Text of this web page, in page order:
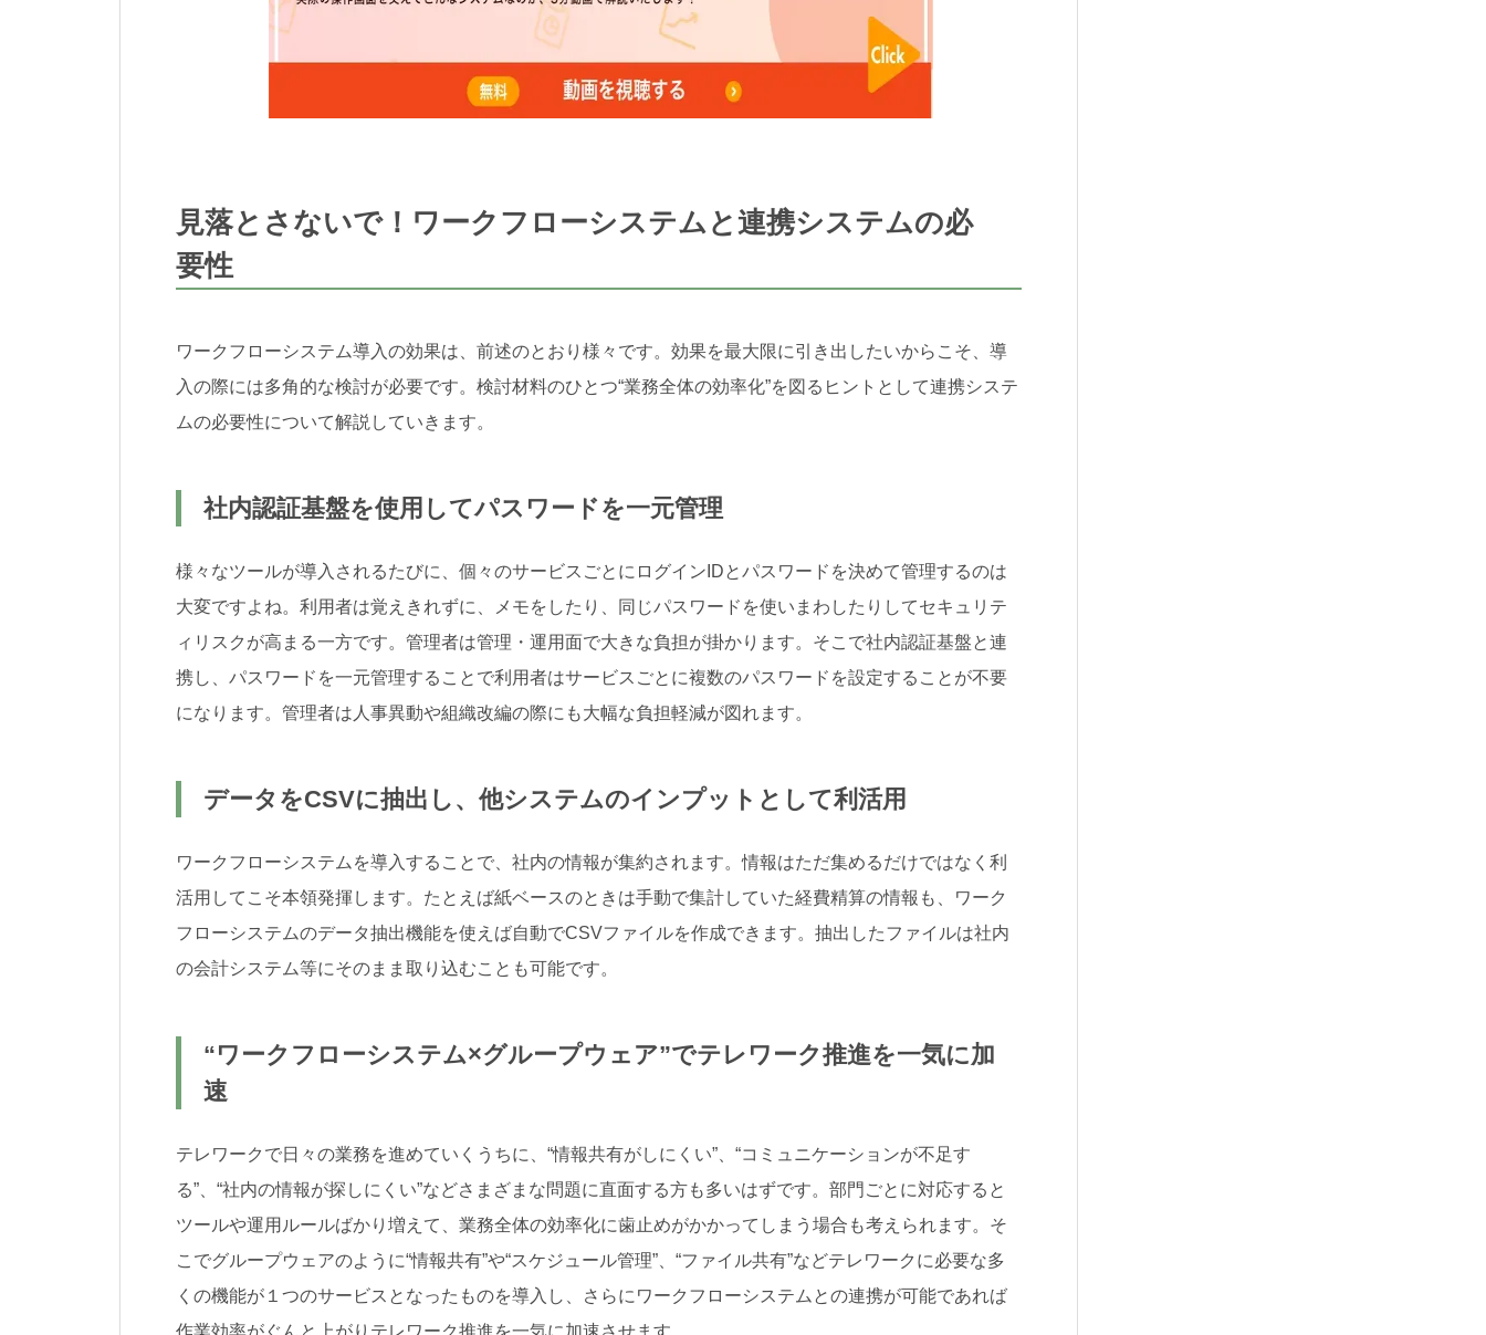
見落とさないで！ワークフローシステムと連携システムの必
要性
ワークフローシステム導入の効果は、前述のとおり様々です。効果を最大限に引き出したいからこそ、導
入の際には多角的な検討が必要です。検討材料のひとつ“業務全体の効率化”を図るヒントとして連携システ
ムの必要性について解説していきます。
社内認証基盤を使用してパスワードを一元管理
様々なツールが導入されるたびに、個々のサービスごとにログインIDとパスワードを決めて管理するのは
大変ですよね。利用者は覚えきれずに、メモをしたり、同じパスワードを使いまわしたりしてセキュリテ
ィリスクが高まる一方です。管理者は管理・運用面で大きな負担が掛かります。そこで社内認証基盤と連
携し、パスワードを一元管理することで利用者はサービスごとに複数のパスワードを設定することが不要
になります。管理者は人事異動や組織改編の際にも大幅な負担軽減が図れます。
データをCSVに抽出し、他システムのインプットとして利活用
ワークフローシステムを導入することで、社内の情報が集約されます。情報はただ集めるだけではなく利
活用してこそ本領発揮します。たとえば紙ベースのときは手動で集計していた経費精算の情報も、ワーク
フローシステムのデータ抽出機能を使えば自動でCSVファイルを作成できます。抽出したファイルは社内
の会計システム等にそのまま取り込むことも可能です。
“ワークフローシステム×グループウェア”でテレワーク推進を一気に加
速
テレワークで日々の業務を進めていくうちに、“情報共有がしにくい”、“コミュニケーションが不足す
る”、“社内の情報が探しにくい”などさまざまな問題に直面する方も多いはずです。部門ごとに対応すると
ツールや運用ルールばかり増えて、業務全体の効率化に歯止めがかかってしまう場合も考えられます。そ
こでグループウェアのように“情報共有”や“スケジュール管理”、“ファイル共有”などテレワークに必要な多
くの機能が１つのサービスとなったものを導入し、さらにワークフローシステムとの連携が可能であれば
作業効率がぐんと上がりテレワーク推進を一気に加速させます。